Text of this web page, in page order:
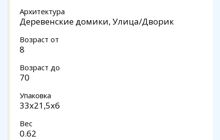
Архитектура
Деревенские домики, Улица/Дворик
Возраст от
8
Возраст до
70
Упаковка
33x21,5x6
Вес
0.62